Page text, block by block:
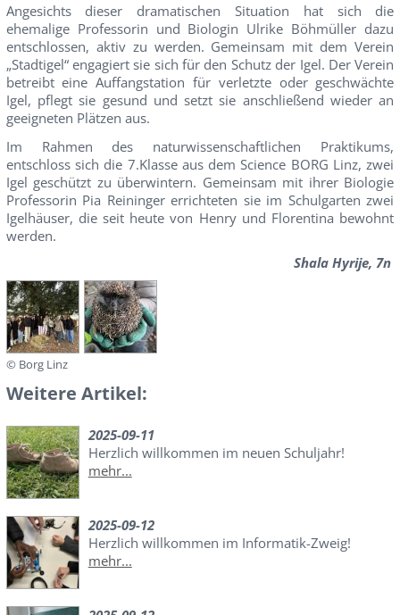
Angesichts dieser dramatischen Situation hat sich die
ehemalige Professorin und Biologin Ulrike Böhmüller dazu
entschlossen, aktiv zu werden. Gemeinsam mit dem Verein
„Stadtigel“ engagiert sie sich für den Schutz der Igel. Der Verein
betreibt eine Auffangstation für verletzte oder geschwächte
Igel, pflegt sie gesund und setzt sie anschließend wieder an
geeigneten Plätzen aus.
Im Rahmen des naturwissenschaftlichen Praktikums,
entschloss sich die 7.Klasse aus dem Science BORG Linz, zwei
Igel geschützt zu überwintern. Gemeinsam mit ihrer Biologie
Professorin Pia Reininger errichteten sie im Schulgarten zwei
Igelhäuser, die seit heute von Henry und Florentina bewohnt
werden.
Shala Hyrije, 7n
© Borg Linz
Weitere Artikel:
2025-09-11
Herzlich willkommen im neuen Schuljahr!
mehr...
2025-09-12
Herzlich willkommen im Informatik-Zweig!
mehr...